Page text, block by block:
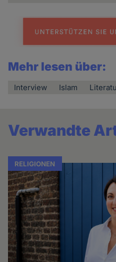
Mehr lesen über:
Interview Islam
Verwandte
RELIGIONEN